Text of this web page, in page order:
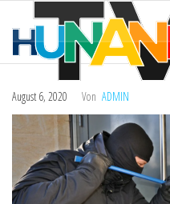
Inhalt
springen
August 6, 2020 Von ADMIN